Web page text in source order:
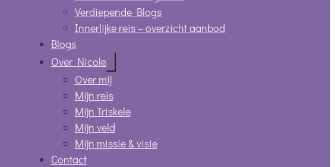
Verdiepende Blogs
Innerlijke reis – overzicht aanbod
Blogs
Over Nicole
Over mij
Mijn reis
Mijn Triskele
Mijn veld
Mijn missie & visie
Contact